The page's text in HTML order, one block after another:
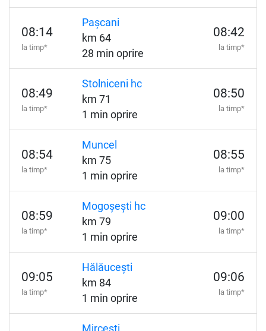
08:14
la timp*
Pașcani
km 64
28 min oprire
08:42
la timp*
08:49
la timp*
Stolniceni hc
km 71
1 min oprire
08:50
la timp*
08:54
la timp*
Muncel
km 75
1 min oprire
08:55
la timp*
08:59
la timp*
Mogoșești hc
km 79
1 min oprire
09:00
la timp*
09:05
la timp*
Hălăucești
km 84
1 min oprire
09:06
la timp*
Mircești